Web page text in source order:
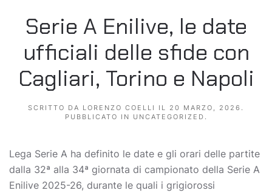
Serie A Enilive, le date
ufficiali delle sfide con
Cagliari, Torino e Napoli
SCRITTO DA LORENZO COELLI IL 20 MARZO, 2026 .
PUBBLICATO IN UNCATEGORIZED .
Lega Serie A ha definito le date e gli orari delle partite
dalla 32ª alla 34ª giornata di campionato della Serie A
Enilive 2025-26, durante le quali i grigiorossi